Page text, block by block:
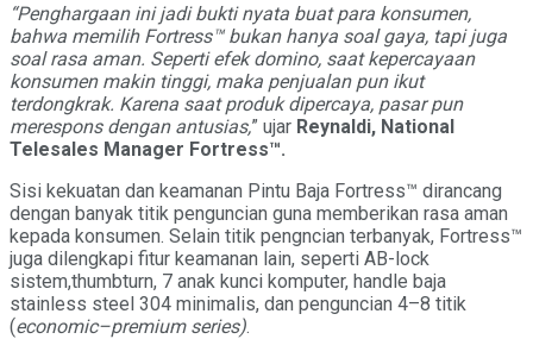
“Penghargaan ini jadi bukti nyata buat para konsumen,
bahwa memilih Fortress™ bukan hanya soal gaya, tapi juga
soal rasa aman. Seperti efek domino, saat kepercayaan
konsumen makin tinggi, maka penjualan pun ikut
terdongkrak. Karena saat produk dipercaya, pasar pun
merespons dengan antusias,” ujar Reynaldi, National
Telesales Manager Fortress™.
Sisi kekuatan dan keamanan Pintu Baja Fortress™ dirancang
dengan banyak titik penguncian guna memberikan rasa aman
kepada konsumen. Selain titik pengncian terbanyak, Fortress™
juga dilengkapi fitur keamanan lain, seperti AB-lock
sistem,thumbturn, 7 anak kunci komputer, handle baja
stainless steel 304 minimalis, dan penguncian 4–8 titik
(economic–premium series).